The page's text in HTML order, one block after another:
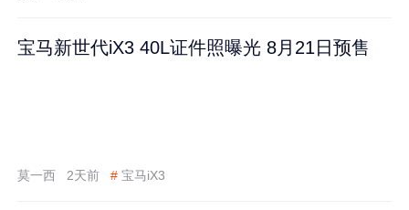
宝马新世代iX3 40L证件照曝光 8月21日预售
莫一西 2天前 # 宝马iX3